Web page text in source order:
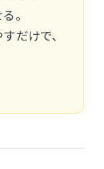
。
だけで、